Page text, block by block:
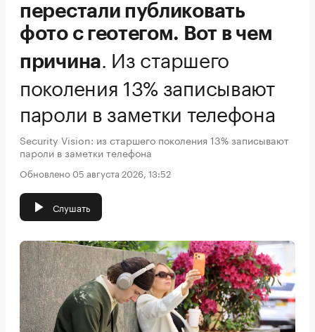
перестали публиковать
фото с геотегом. Вот в чем
причина. Из старшего
поколения 13% записывают
пароли в заметки телефона
Security Vision: из старшего поколения 13% записывают
пароли в заметки телефона
Обновлено 05 августа 2026, 13:52
Слушать